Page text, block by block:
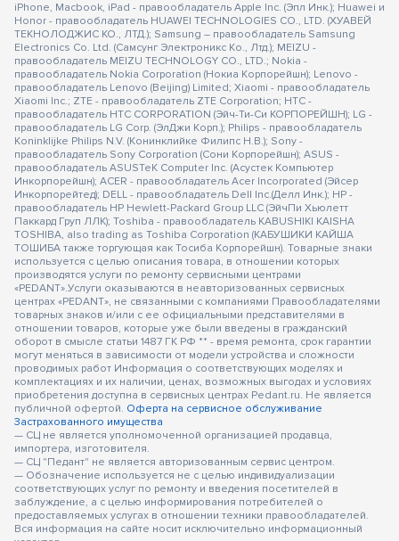
iPhone, Macbook, iPad - правообладатель Apple Inc. (Эпл Инк.); Huawei и
Honor - правообладатель HUAWEI TECHNOLOGIES CO., LTD. (ХУАВЕЙ
ТЕКНОЛОДЖИС КО., ЛТД.); Samsung – правообладатель Samsung
Electronics Co. Ltd. (Самсунг Электроникс Ко., Лтд.); MEIZU -
правообладатель MEIZU TECHNOLOGY CO., LTD.; Nokia -
правообладатель Nokia Corporation (Нокиа Корпорейшн); Lenovo -
правообладатель Lenovo (Beijing) Limited; Xiaomi - правообладатель
Xiaomi Inc.; ZTE - правообладатель ZTE Corporation; HTC -
правообладатель HTC CORPORATION (Эйч-Ти-Си КОРПОРЕЙШН); LG -
правообладатель LG Corp. (ЭлДжи Корп.); Philips - правообладатель
Koninklijke Philips N.V. (Конинклийке Филипс Н.В.); Sony -
правообладатель Sony Corporation (Сони Корпорейшн); ASUS -
правообладатель ASUSTeK Computer Inc. (Асустек Компьютер
Инкорпорейшн); ACER - правообладатель Acer Incorporated (Эйсер
Инкорпорейтед); DELL - правообладатель Dell Inc.(Делл Инк.); HP -
правообладатель HP Hewlett-Packard Group LLC (ЭйчПи Хьюлетт
Паккард Груп ЛЛК); Toshiba - правообладатель KABUSHIKI KAISHA
TOSHIBA, also trading as Toshiba Corporation (КАБУШИКИ КАЙША
ТОШИБА также торгующая как Тосиба Корпорейшн). Товарные знаки
используется с целью описания товара, в отношении которых
производятся услуги по ремонту сервисными центрами
«PEDANT».Услуги оказываются в неавторизованных сервисных
центрах «PEDANT», не связанными с компаниями Правообладателями
товарных знаков и/или с ее официальными представителями в
отношении товаров, которые уже были введены в гражданский
оборот в смысле статьи 1487 ГК РФ ** - время ремонта, срок гарантии
могут меняться в зависимости от модели устройства и сложности
проводимых работ Информация о соответствующих моделях и
комплектациях и их наличии, ценах, возможных выгодах и условиях
приобретения доступна в сервисных центрах Pedant.ru. Не является
публичной офертой. Оферта на сервисное обслуживание
Застрахованного имущества
— СЦ не является уполномоченной организацией продавца,
импортера, изготовителя.
— СЦ "Педант" не является авторизованным сервис центром.
— Обозначение используется не с целью индивидуализации
соответствующих услуг по ремонту и введения посетителей в
заблуждение, а с целью информирования потребителей о
предоставляемых услугах в отношении техники правообладателей.
Вся информация на сайте носит исключительно информационный